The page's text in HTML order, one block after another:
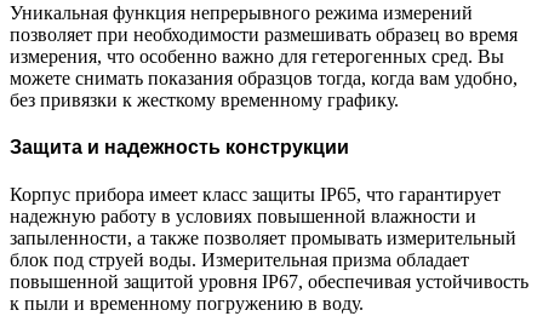
Уникальная функция непрерывного режима измерений
позволяет при необходимости размешивать образец во время
измерения, что особенно важно для гетерогенных сред. Вы
можете снимать показания образцов тогда, когда вам удобно,
без привязки к жесткому временному графику.
Защита и надежность конструкции
Корпус прибора имеет класс защиты IP65, что гарантирует
надежную работу в условиях повышенной влажности и
запыленности, а также позволяет промывать измерительный
блок под струей воды. Измерительная призма обладает
повышенной защитой уровня IP67, обеспечивая устойчивость
к пыли и временному погружению в воду.